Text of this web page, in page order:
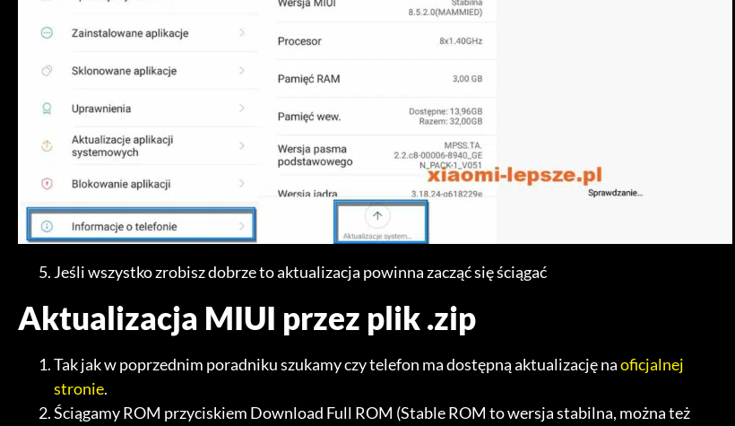
Jeśli wszystko zrobisz dobrze to aktualizacja powinna zacząć się ściągać
Aktualizacja MIUI przez plik .zip
Tak jak w poprzednim poradniku szukamy czy telefon ma dostępną aktualizację naoficjalnej
stronie.
Ściągamy ROM przyciskiem Download Full ROM (Stable ROM to wersja stabilna, można też